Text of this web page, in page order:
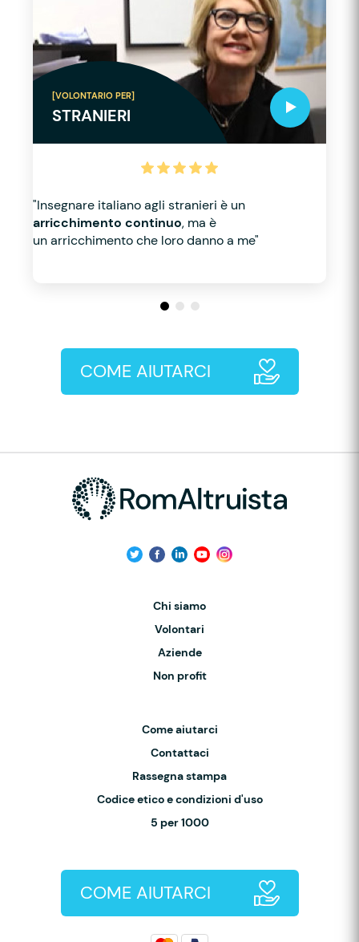
[VOLONTARIO PER]
STRANIERI
"Insegnare italiano agli stranieri è un
arricchimento continuo, ma è
un arricchimento che loro danno a me"
COME AIUTARCI
Chi siamo
Volontari
Aziende
Non profit
Come aiutarci
Contattaci
Rassegna stampa
Codice etico e condizioni d'uso
5 per 1000
COME AIUTARCI